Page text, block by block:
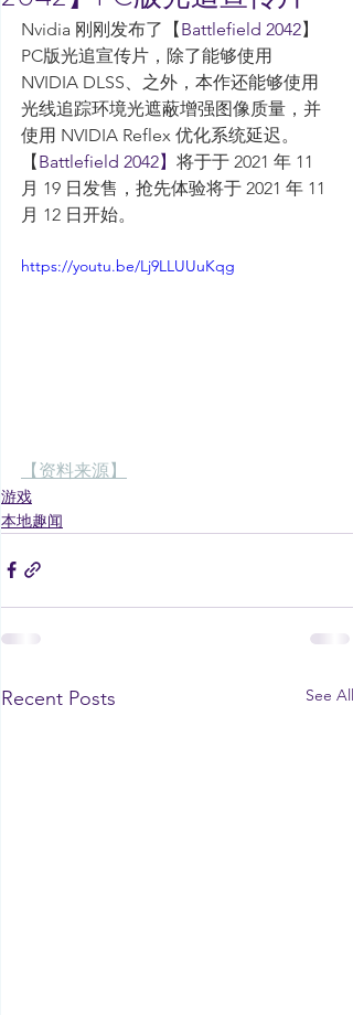
Nvidia 刚刚发布了【Battlefield 2042】
PC版光追宣传片，除了能够使用
NVIDIA DLSS、之外，本作还能够使用
光线追踪环境光遮蔽增强图像质量，并
使用 NVIDIA Reflex 优化系统延迟。
【Battlefield 2042】 将于于 2021 年 11
月 19 日发售，抢先体验将于 2021 年 11
月 12 日开始。
https://youtu.be/Lj9LLUUuKqg
【资料来源】
游戏
本地趣闻
Recent Posts See All